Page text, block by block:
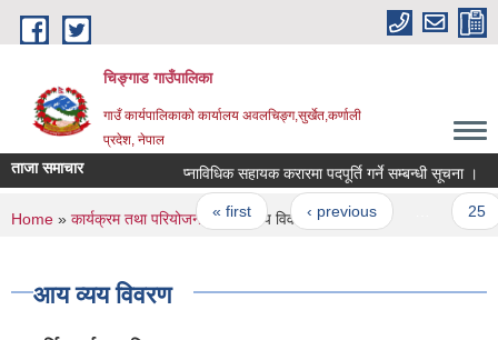
Skip to main content
चिङ्गाड गाउँपालिका
गाउँ कार्यपालिकाको कार्यालय अवलचिङ्ग,सुर्खेत,कर्णाली
प्रदेश, नेपाल
ताजा समाचार प्नाविधिक सहायक करारमा पदपूर्ति गर्ने सम्बन्धी सूचना ।
Pages
« first ‹ previous
You are here
Home » कार्यक्रम तथा परियोजना » आय व्यय विवरण
आय व्यय विवरण